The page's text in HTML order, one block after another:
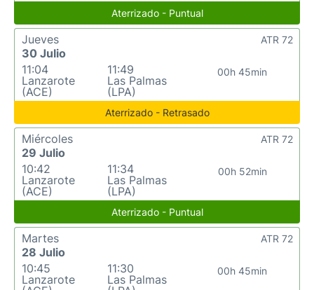
Aterrizado - Puntual
Jueves
30 Julio
11:04
Lanzarote
(ACE)
11:49
Las Palmas
(LPA)
00h 45min
ATR 72
Aterrizado - Retrasado
Miércoles
29 Julio
10:42
Lanzarote
(ACE)
11:34
Las Palmas
(LPA)
00h 52min
ATR 72
Aterrizado - Puntual
Martes
28 Julio
10:45
Lanzarote
11:30
Las Palmas
00h 45min
ATR 72